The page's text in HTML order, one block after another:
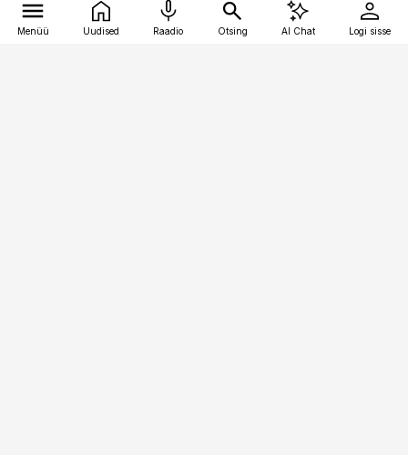
Menüü Uudised Raadio Otsing AI Chat Logi sisse